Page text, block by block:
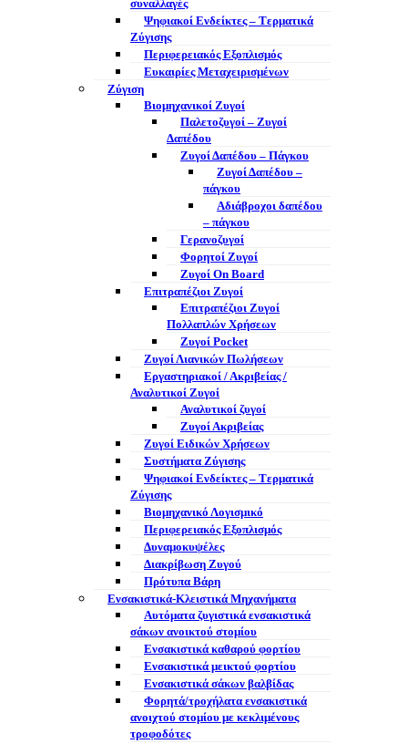
συναλλαγές
Ψηφιακοί Ενδείκτες – Tερματικά
Ζύγισης
Περιφερειακός Εξοπλισμός
Ευκαιρίες Μεταχειρισμένων
Ζύγιση
Βιομηχανικοί Ζυγοί
Παλετοζυγοί – Ζυγοί
Δαπέδου
Ζυγοί Δαπέδου – Πάγκου
Ζυγοί Δαπέδου –
πάγκου
Αδιάβροχοι δαπέδου
– πάγκου
Γερανοζυγοί
Φορητοί Ζυγοί
Ζυγοί On Board
Επιτραπέζιοι Ζυγοί
Επιτραπέζιοι Ζυγοί
Πολλαπλών Χρήσεων
Ζυγοί Pocket
Ζυγοί Λιανικών Πωλήσεων
Εργαστηριακοί / Ακριβείας /
Αναλυτικοί Ζυγοί
Αναλυτικοί ζυγοί
Ζυγοί Ακριβείας
Ζυγοί Ειδικών Χρήσεων
Συστήματα Ζύγισης
Ψηφιακοί Ενδείκτες – Tερματικά
Ζύγισης
Βιομηχανικό Λογισμικό
Περιφερειακός Εξοπλισμός
Δυναμοκυψέλες
Διακρίβωση Ζυγού
Πρότυπα Βάρη
Ενσακιστικά-Κλειστικά Μηχανήματα
Αυτόματα ζυγιστικά ενσακιστικά
σάκων ανοικτού στομίου
Ενσακιστικά καθαρού φορτίου
Ενσακιστικά μεικτού φορτίου
Eνσακιστικά σάκων βαλβίδας
Φορητά/τροχήλατα ενσακιστικά
ανοιχτού στομίου με κεκλιμένους
τροφοδότες